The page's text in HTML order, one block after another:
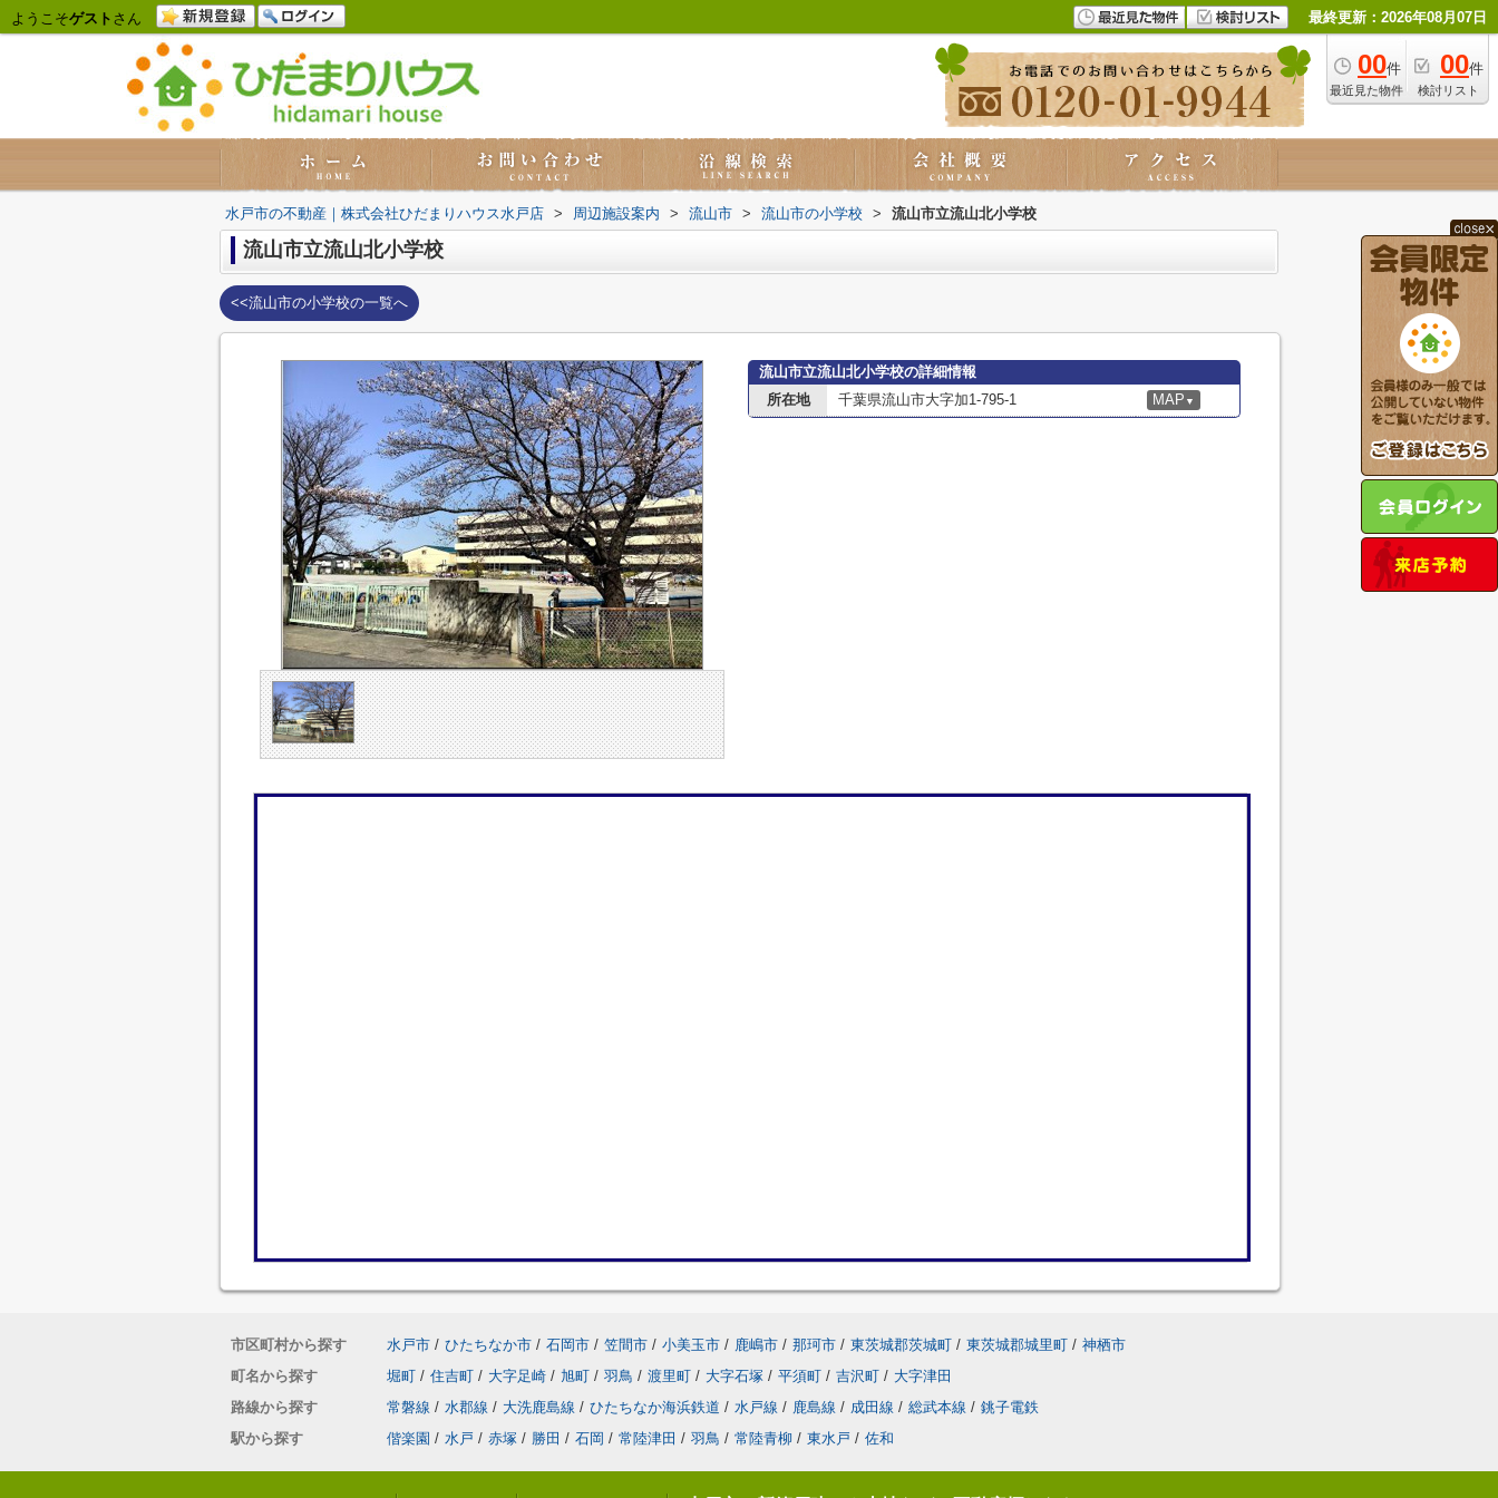
ようこそゲスト さん 最終更新：2026年08月07日
00件
最近見た物件
00件
検討リスト
水戸市の不動産｜株式会社ひだまりハウス水戸店 > 周辺施設案内 > 流山市 > 流山市の小学校 > 流山市立流山北小学校
流山市立流山北小学校
<<流山市の小学校の一覧へ
流山市立流山北小学校の詳細情報
所在地
千葉県流山市大字加1-795-1 MAP ▼
市区町村から探す 水戸市 / ひたちなか市 / 石岡市 / 笠間市 / 小美玉市 / 鹿嶋市 / 那珂市 / 東茨城郡茨城町 / 東茨城郡城里町 / 神栖市
町名から探す
堀町 / 住吉町 / 大字足崎 / 旭町 / 羽鳥 / 渡里町 / 大字石塚 / 平須町 / 吉沢町 / 大字津田
路線から探す
常磐線 / 水郡線 / 大洗鹿島線 / ひたちなか海浜鉄道 / 水戸線 / 鹿島線 / 成田線 / 総武本線 / 銚子電鉄
駅から探す
偕楽園 / 水戸 / 赤塚 / 勝田 / 石岡 / 常陸津田 / 羽鳥 / 常陸青柳 / 東水戸 / 佐和